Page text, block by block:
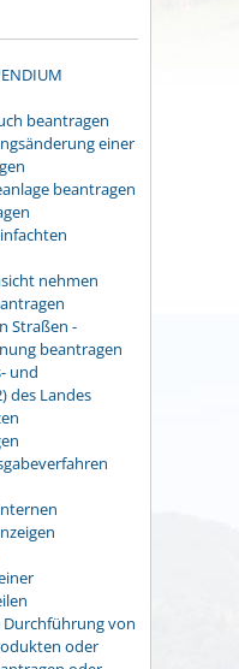
beantragen
einer
beantragen
nehmen
Straßen -
beantragen
und
des Landes
Durchführung von
oder